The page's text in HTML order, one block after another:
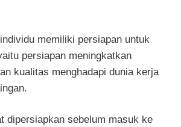
memiliki persiapan untuk
persiapan meningkatkan
kualitas menghadapi dunia kerja
dipersiapkan sebelum masuk ke